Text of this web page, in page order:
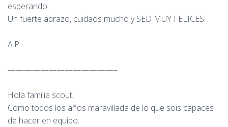
esperando.
Un fuerte abrazo, cuidaos mucho y SED MUY FELICES.
A.P.
—————————————–
Hola familia scout,
Como todos los años maravillada de lo que sois capaces
de hacer en equipo.